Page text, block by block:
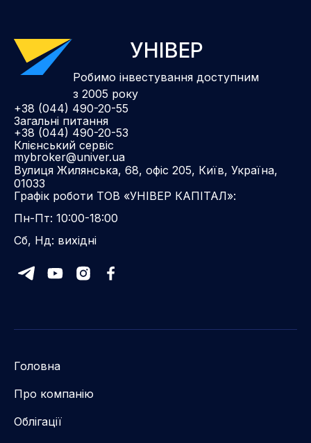
УНІВЕР
Робимо інвестування доступним
з 2005 року
+38 (044) 490-20-55
Загальні питання
+38 (044) 490-20-53
Клієнський сервіс
mybroker@univer.ua
Вулиця Жилянська, 68, офіс 205, Київ, Україна,
01033
Графік роботи ТОВ «УНІВЕР КАПІТАЛ»:
Пн-Пт: 10:00-18:00
Сб, Нд: вихідні
Головна
Про компанію
Облігації